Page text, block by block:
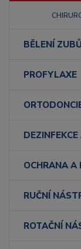
BĚLENÍ ZUBŮ
PROFYLAXE
OCHRANA A
RUČNÍ
ROTAČNÍ